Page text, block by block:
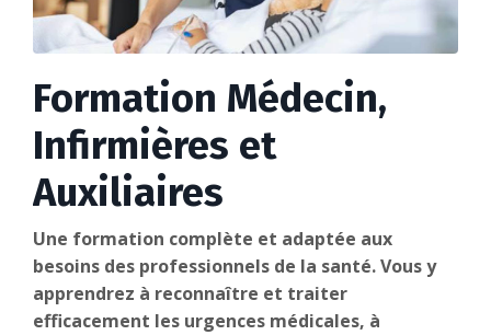
Formation Médecin,
Infirmières et
Auxiliaires
Une formation complète et adaptée aux
besoins des professionnels de la santé. Vous y
apprendrez à reconnaître et traiter
efficacement les urgences médicales, à